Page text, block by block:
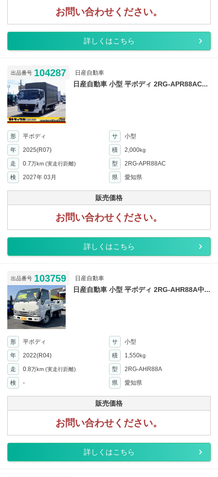
お問い合わせください。
詳しくはこちら
出品番号 104287 日産自動車
日産自動車 小型 平ボディ 2RG-APR88AC...
形 平ボディ サ
小型
年
2025(R07) 積 2,000kg
走 0.7万km (実走行距離) 型
2RG-APR88AC
検
2027年 03月 県 愛知県
販売価格
お問い合わせください。
詳しくはこちら
出品番号 103759 日産自動車
日産自動車 小型 平ボディ 2RG-AHR88A中...
形 平ボディ サ
小型
年
2022(R04) 積 1,550kg
走 0.8万km (実走行距離) 型
2RG-AHR88A
検
- 県 愛知県
販売価格
お問い合わせください。
詳しくはこちら